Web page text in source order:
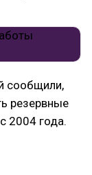
сообщили,
резервные
2004 года.